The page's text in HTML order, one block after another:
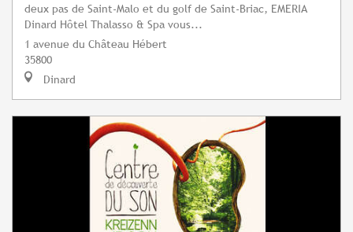
deux pas de Saint-Malo et du golf de Saint-Briac, EMERIA
Dinard Hôtel Thalasso & Spa vous...
1 avenue du Château Hébert
35800
Dinard